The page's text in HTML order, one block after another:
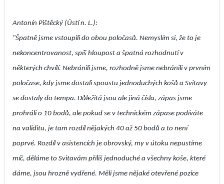
Antonín Pištěcký (Ústí n. L.):
"Špatně jsme vstoupili do obou poločasů. Nemyslím si, že to je
nekoncentrovanost, spíš hloupost a špatná rozhodnutí v
některých chvílí. Nebránili jsme, rozhodně jsme nebránili v prvním
poločase, kdy jsme dostali spoustu jednoduchých košů a Svitavy
se dostaly do tempa. Důležitá jsou ale jiná čísla, zápas jsme
prohráli o 10 bodů, ale pokud se v technickém zápase podíváte
na validitu, je tam rozdíl nějakých 40 až 50 bodů a to není
poprvé. Rozdíl v asistencích je obrovský, my v útoku nepustíme
míč, děláme to Svitavám příliš jednoduché a všechny koše, které
dáme, jsou hrozně vydřené. Měli jsme nějaké otevřené pozice